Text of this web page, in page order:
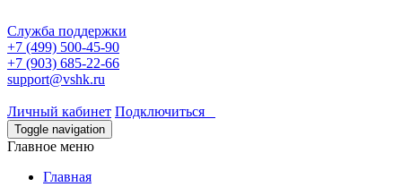
Служба поддержки
+7 (499) 500-45-90
+7 (903) 685-22-66
support@vshk.ru
Личный кабинет Подключиться
Toggle navigation
Главное меню
Главная